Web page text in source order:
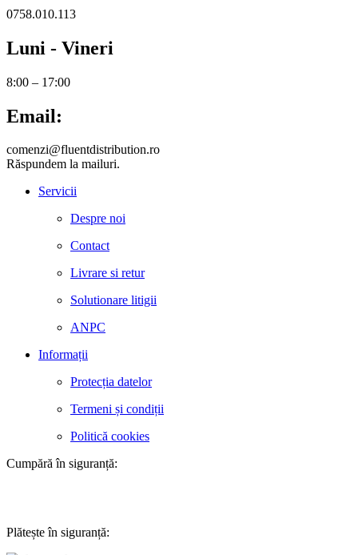
0758.010.113
Luni - Vineri
8:00 – 17:00
Email:
comenzi@fluentdistribution.ro
Răspundem la mailuri.
Servicii
Despre noi
Contact
Livrare si retur
Solutionare litigii
ANPC
Informații
Protecția datelor
Termeni și condiții
Politică cookies
Cumpără în siguranță:
Plătește în siguranță: